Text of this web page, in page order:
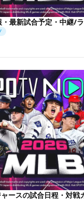
最新試合予定・中継/
ャースの試合日程・対